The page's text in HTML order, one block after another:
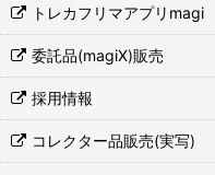
トレカフリマアプリmagi
委託品(magiX)販売
採用情報
コレクター品販売(実写)